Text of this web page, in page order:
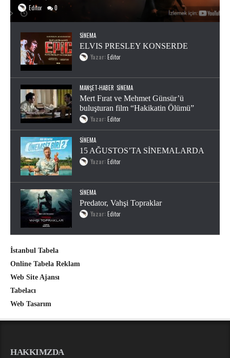
Editor 0
SINEMA
ELVIS PRESLEY KONSERDE
Yazar:Editor
MANŞET-HABER SINEMA
Mert Fırat ve Mehmet Günsür’ü
buluşturan film “Hakikatin Ölümü”
Yazar:Editor
SINEMA
15 AĞUSTOS’TA SİNEMALARDA
Yazar:Editor
SINEMA
Predator, Vahşi Topraklar
Yazar:Editor
İstanbul Tabela
Online Tabela Reklam
Web Site Ajansı
Tabelacı
Web Tasarım
HAKKIMZDA